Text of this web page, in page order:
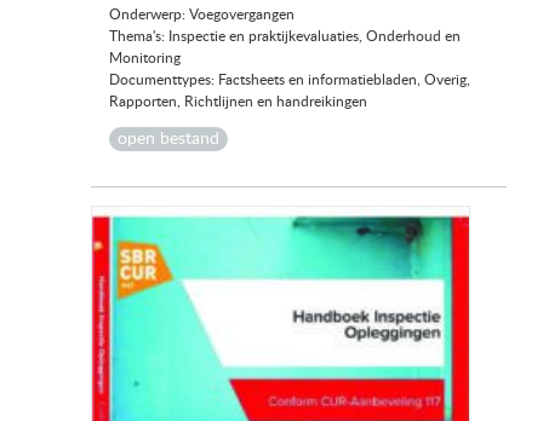
Onderwerp: Voegovergangen
Thema's: Inspectie en praktijkevaluaties, Onderhoud en
Monitoring
Documenttypes: Factsheets en informatiebladen, Overig,
Rapporten, Richtlijnen en handreikingen
open bestand